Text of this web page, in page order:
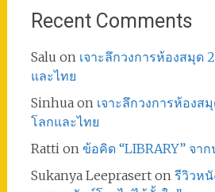
Recent Comments
Salu on เจาะลึกวงการห้องสมุด
และไทย
Sinhuaon เจาะลึกวงการห้องส
โลกและไทย
Rattion ข้อคิด “LIBRARY” จา
Sukanya Leepraserton รีวิวหนั